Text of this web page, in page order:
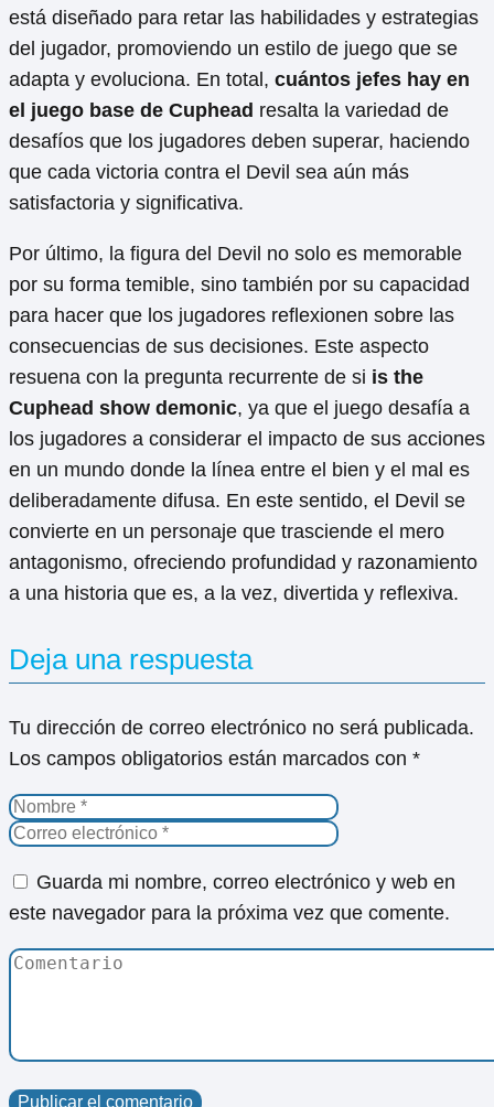
está diseñado para retar las habilidades y estrategias
del jugador, promoviendo un estilo de juego que se
adapta y evoluciona. En total, cuántos jefes hay en
el juego base de Cuphead resalta la variedad de
desafíos que los jugadores deben superar, haciendo
que cada victoria contra el Devil sea aún más
satisfactoria y significativa.
Por último, la figura del Devil no solo es memorable
por su forma temible, sino también por su capacidad
para hacer que los jugadores reflexionen sobre las
consecuencias de sus decisiones. Este aspecto
resuena con la pregunta recurrente de si is the
Cuphead show demonic, ya que el juego desafía a
los jugadores a considerar el impacto de sus acciones
en un mundo donde la línea entre el bien y el mal es
deliberadamente difusa. En este sentido, el Devil se
convierte en un personaje que trasciende el mero
antagonismo, ofreciendo profundidad y razonamiento
a una historia que es, a la vez, divertida y reflexiva.
Deja una respuesta
Tu dirección de correo electrónico no será publicada.
Los campos obligatorios están marcados con *
Guarda mi nombre, correo electrónico y web en
este navegador para la próxima vez que comente.